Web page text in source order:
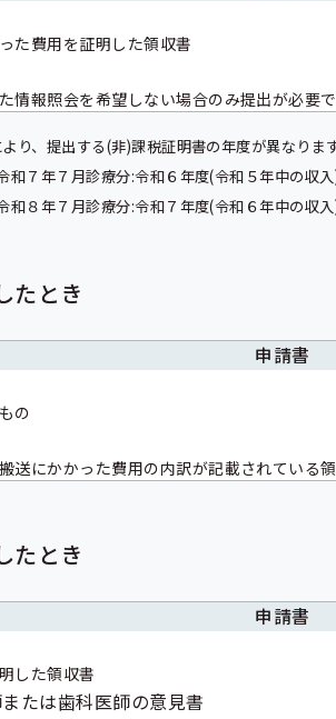
た費用を証明した領収書
情報照会を希望しない場合のみ提出が必要
り、提出する(非)課税証明書の年度が異なりま
和７年７月診療分:令和６年度(令和５年中の収
和８年７月診療分:令和７年度(令和６年中の収
たとき
申請書
の
送にかかった費用の内訳が記載されている
たとき
申請書
した領収書
たは歯科医師の意見書